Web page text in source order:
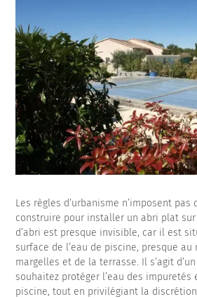
Les règles d’urbanisme n’imposent pas
construire pour installer un abri plat sur
d’abri est presque invisible, car il est
surface de l’eau de piscine, presque au
margelles et de la terrasse. Il s’agit
souhaitez protéger l’eau des impuretés
piscine, tout en privilégiant la